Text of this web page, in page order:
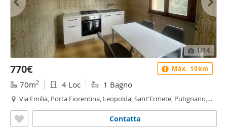
1/14
770€
70m2 4 Loc 1 Bagno
Via Emilia, Porta Fiorentina, Leopolda, Sant'Ermete, Putignano,
Contatta
Máx. 10km